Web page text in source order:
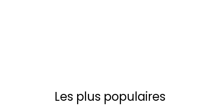
Les plus populaires